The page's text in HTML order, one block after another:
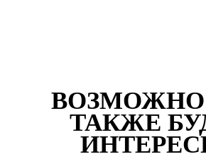
ТАКЖЕ